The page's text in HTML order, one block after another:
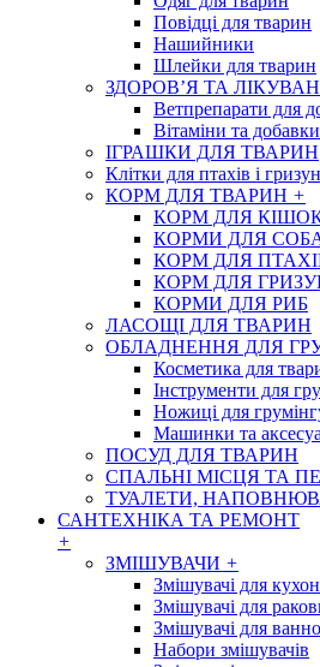
Повідці для тварин
Нашийники
Шлейки для тварин
ЗДОРОВ’Я ТА
Ветпрепарати для
Вітаміни та
ІГРАШКИ ДЛЯ ТВАРИН
Клітки для птахів і
КОРМ ДЛЯ ТВАРИН +
КОРМ ДЛЯ
КОРМИ ДЛЯ
КОРМ ДЛЯ
КОРМ ДЛЯ
КОРМИ ДЛЯ РИБ
ЛАСОЩІ ДЛЯ ТВАРИН
ОБЛАДНЕННЯ ДЛЯ
Косметика для
Інструменти для
Ножиці для
Машинки та
ПОСУД ДЛЯ ТВАРИН
СПАЛЬНІ МІСЦЯ ТА
ТУАЛЕТИ,
САНТЕХНІКА ТА РЕМОНТ
+
ЗМІШУВАЧИ +
Змішувачі для
Змішувачі для
Змішувачі для
Набори змішувачів